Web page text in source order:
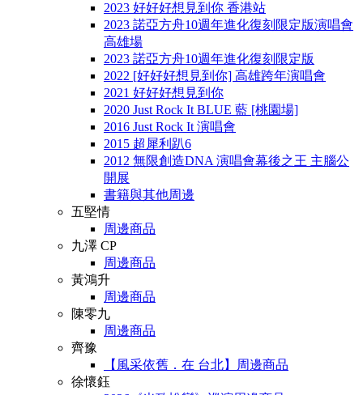
2023 好好好想見到你 香港站
2023 諾亞方舟10週年進化復刻限定版演唱會
高雄場
2023 諾亞方舟10週年進化復刻限定版
2022 [好好好想見到你] 高雄跨年演唱會
2021 好好好想見到你
2020 Just Rock It BLUE 藍 [桃園場]
2016 Just Rock It 演唱會
2015 超犀利趴6
2012 無限創造DNA 演唱會幕後之王 主腦公
開展
書籍與其他周邊
五堅情
周邊商品
九澤 CP
周邊商品
黃鴻升
周邊商品
陳零九
周邊商品
齊豫
【風采依舊．在 台北】周邊商品
徐懷鈺